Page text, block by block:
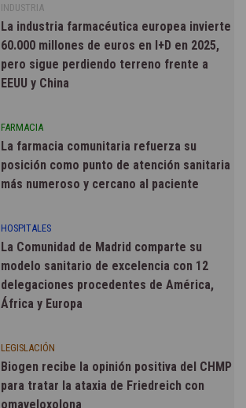
INDUSTRIA
La industria farmacéutica europea invierte
60.000 millones de euros en I+D en 2025,
pero sigue perdiendo terreno frente a
EEUU y China
FARMACIA
La farmacia comunitaria refuerza su
posición como punto de atención sanitaria
más numeroso y cercano al paciente
HOSPITALES
La Comunidad de Madrid comparte su
modelo sanitario de excelencia con 12
delegaciones procedentes de América,
África y Europa
LEGISLACIÓN
Biogen recibe la opinión positiva del CHMP
para tratar la ataxia de Friedreich con
omaveloxolona